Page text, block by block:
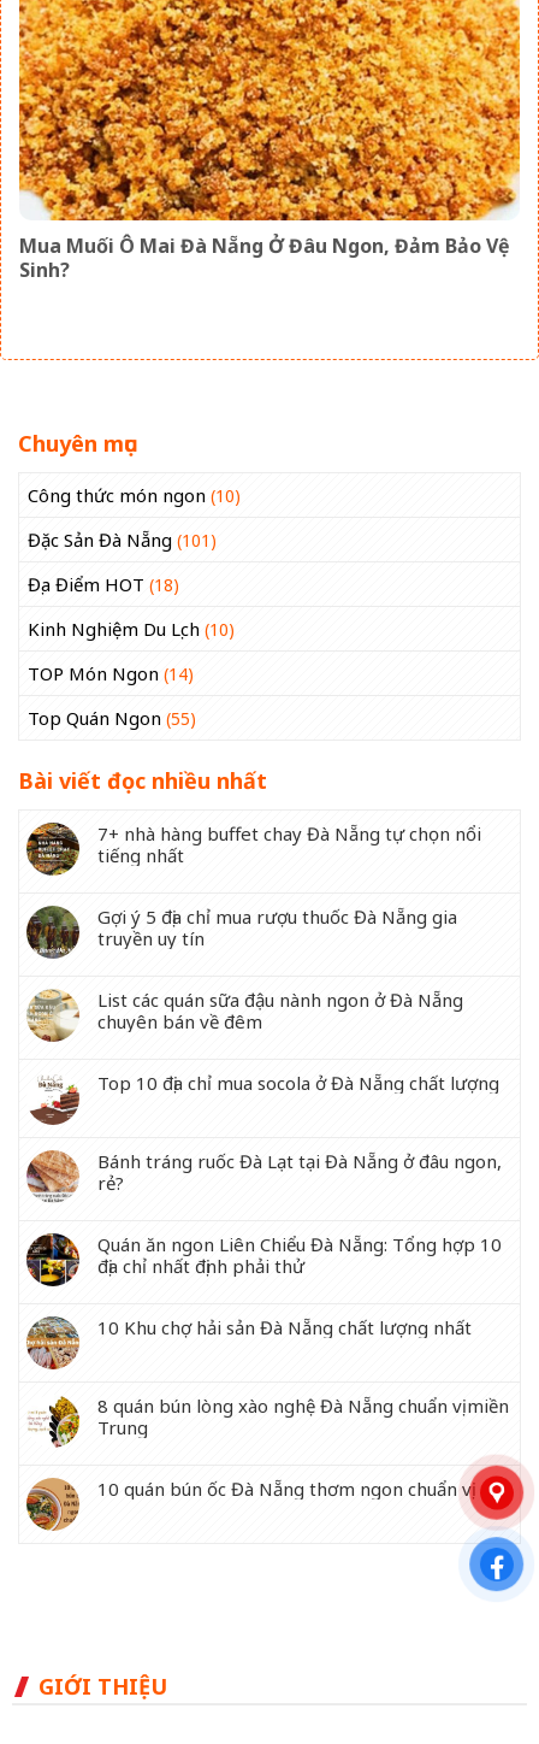
Mua Muối Ô Mai Đà Nẵng Ở Đâu Ngon, Đảm Bảo Vệ
Sinh?
Chuyên mục
Công thức món ngon (10)
Đặc Sản Đà Nẵng (101)
Địa Điểm HOT (18)
Kinh Nghiệm Du Lịch (10)
TOP Món Ngon (14)
Top Quán Ngon (55)
Bài viết đọc nhiều nhất
7+ nhà hàng buffet chay Đà Nẵng tự chọn nổi
tiếng nhất
Gợi ý 5 địa chỉ mua rượu thuốc Đà Nẵng gia
truyền uy tín
List các quán sữa đậu nành ngon ở Đà Nẵng
chuyên bán về đêm
Top 10 địa chỉ mua socola ở Đà Nẵng chất lượng
Bánh tráng ruốc Đà Lạt tại Đà Nẵng ở đâu ngon,
rẻ?
Quán ăn ngon Liên Chiểu Đà Nẵng: Tổng hợp 10
địa chỉ nhất định phải thử
10 Khu chợ hải sản Đà Nẵng chất lượng nhất
8 quán bún lòng xào nghệ Đà Nẵng chuẩn vị miền
Trung
10 quán bún ốc Đà Nẵng thơm ngon chuẩn vị
GIỚI THIỆU